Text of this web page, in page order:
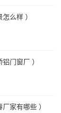
么样 ）
门窗厂 ）
家有哪些 ）